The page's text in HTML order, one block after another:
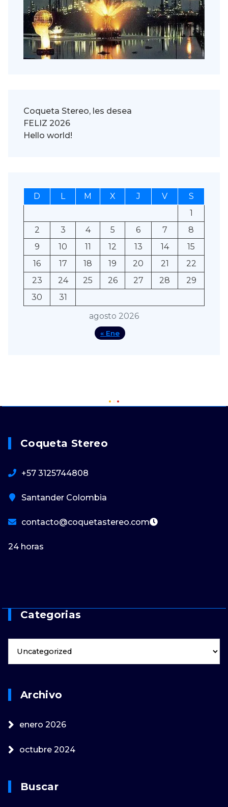
Coqueta Stereo, les desea
FELIZ 2026
Hello world!
agosto 2026
D L M X J V
S
1
2
3 4 5 6 7
8
9
10 11 12 13 14
15
16
17 18 19 20 21
22
23
24 25 26 27 28
29
30
31
« Ene
Coqueta Stereo
+57 3125744808
Santander Colombia
contacto@coquetastereo.com
24 horas
Categorias
Archivo
enero 2026
octubre 2024
Buscar